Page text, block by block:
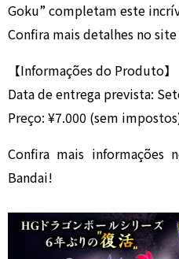
Goku” completam este
Confira mais detalhes no
【Informações do Produto】
Data de entrega prevista:
Preço: ¥7.000 (sem
Confira mais
Bandai!